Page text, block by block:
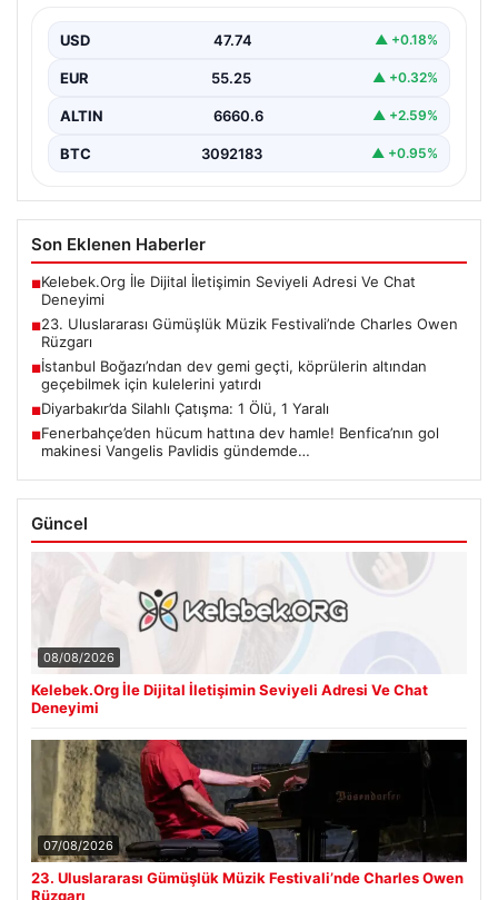
Müzik Festivali, sanatseverleri büyüleyen bir
atmosferde devam ediyor.…
USD 47.74 ▲ +0.18%
EUR 55.25 ▲ +0.32%
ALTIN 6660.6 ▲ +2.59%
BTC 3092183 ▲ +0.95%
Son Eklenen Haberler
■Kelebek.Org İle Dijital İletişimin Seviyeli Adresi Ve Chat
Deneyimi
■23. Uluslararası Gümüşlük Müzik Festivali’nde Charles Owen
Rüzgarı
■İstanbul Boğazı’ndan dev gemi geçti, köprülerin altından
geçebilmek için kulelerini yatırdı
■Diyarbakır’da Silahlı Çatışma: 1 Ölü, 1 Yaralı
■Fenerbahçe’den hücum hattına dev hamle! Benfica’nın gol
makinesi Vangelis Pavlidis gündemde…
Güncel
08/08/2026
Kelebek.Org İle Dijital İletişimin Seviyeli Adresi Ve Chat
Deneyimi
07/08/2026
23. Uluslararası Gümüşlük Müzik Festivali’nde Charles Owen
Rüzgarı